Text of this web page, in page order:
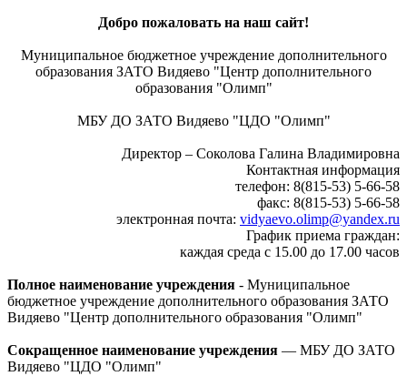
Добро пожаловать на наш сайт!
Муниципальное бюджетное учреждение дополнительного
образования ЗАТО Видяево "Центр дополнительного
образования "Олимп"
МБУ ДО ЗАТО Видяево "ЦДО "Олимп"
Директор – Соколова Галина Владимировна
Контактная информация
телефон: 8(815-53) 5-66-58
факс: 8(815-53) 5-66-58
электронная почта: vidyaevo.olimp@yandex.ru
График приема граждан:
каждая среда с 15.00 до 17.00 часов
Полное наименование учреждения - Муниципальное
бюджетное учреждение дополнительного образования ЗАТО
Видяево "Центр дополнительного образования "Олимп"
Сокращенное наименование учреждения — МБУ ДО ЗАТО
Видяево "ЦДО "Олимп"